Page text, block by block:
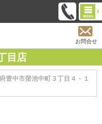
お問合せ
目店
豊中市螢池中町３丁目４－１